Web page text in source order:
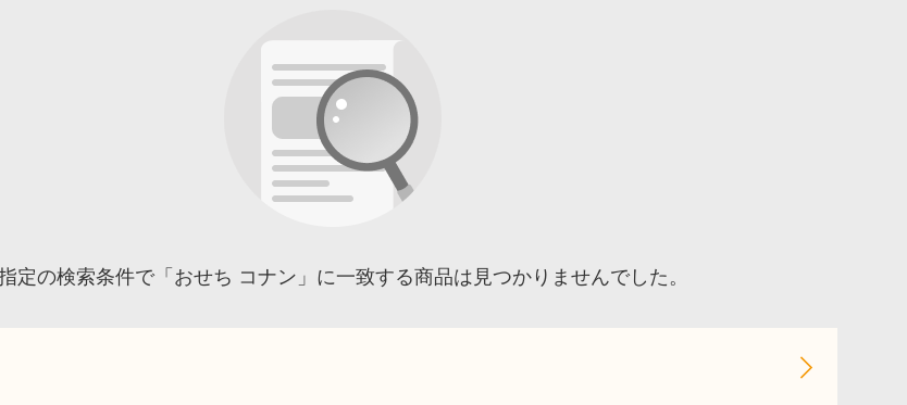
定の検索条件で「おせち コナン」に一致する商品は見つかりませんでした。